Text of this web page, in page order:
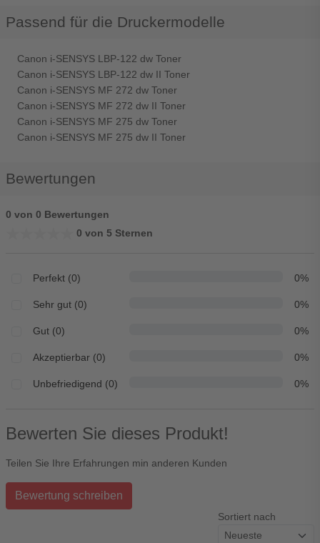
Passend für die Druckermodelle
Canon i-SENSYS LBP-122 dw Toner
Canon i-SENSYS LBP-122 dw II Toner
Canon i-SENSYS MF 272 dw Toner
Canon i-SENSYS MF 272 dw II Toner
Canon i-SENSYS MF 275 dw Toner
Canon i-SENSYS MF 275 dw II Toner
Bewertungen
0 von 0 Bewertungen
0 von 5 Sternen
Perfekt (0) 0%
Sehr gut (0) 0%
Gut (0) 0%
Akzeptierbar (0) 0%
Unbefriedigend (0) 0%
Bewerten Sie dieses Produkt!
Teilen Sie Ihre Erfahrungen min anderen Kunden
Bewertung schreiben
Sortiert nach